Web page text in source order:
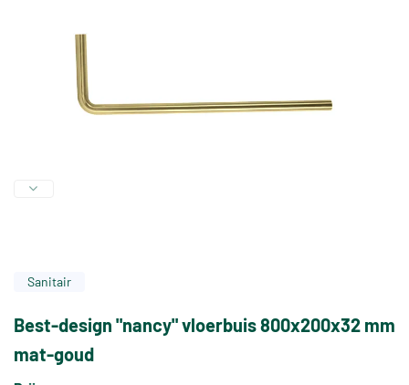
Sanitair
Best-design "nancy" vloerbuis 800x200x32 mm
mat-goud